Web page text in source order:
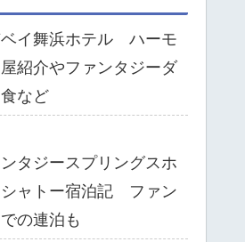
ベイ舞浜ホテル ハーモ
紹介やファンタジーダ
など
ンタジースプリングスホ
ャトー宿泊記 ファン
の連泊も